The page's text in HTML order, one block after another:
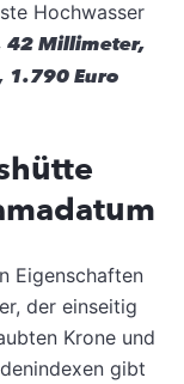
Hochwasser
42 Millimeter,
1.790 Euro
Eigenschaften
der einseitig
Krone und
gibt